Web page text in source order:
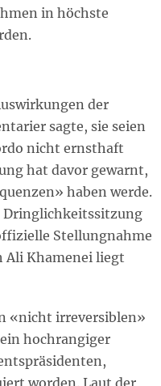
in höchste
der
sagte, sie seien
nicht ernsthaft
hat davor gewarnt,
haben werde.
Dringlichkeitssitzung
Stellungnahme
Ali Khamenei liegt
«nicht irreversiblen»
hochrangiger